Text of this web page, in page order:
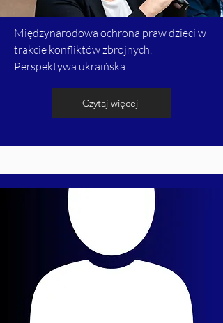
Międzynarodowa ochrona praw dzieci w
trakcie konfliktów zbrojnych.
Perspektywa ukraińska
Czytaj więcej